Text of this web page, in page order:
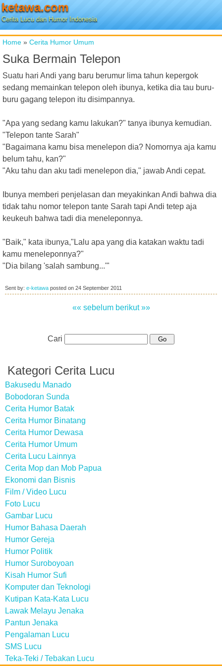
ketawa.com
Cerita Lucu dan Humor Indonesia
Home » Cerita Humor Umum
Suka Bermain Telepon
Suatu hari Andi yang baru berumur lima tahun kepergok
sedang memainkan telepon oleh ibunya, ketika dia tau buru-
buru gagang telepon itu disimpannya.
"Apa yang sedang kamu lakukan?" tanya ibunya kemudian.
"Telepon tante Sarah"
"Bagaimana kamu bisa menelepon dia? Nomornya aja kamu
belum tahu, kan?"
"Aku tahu dan aku tadi menelepon dia," jawab Andi cepat.
Ibunya memberi penjelasan dan meyakinkan Andi bahwa dia
tidak tahu nomor telepon tante Sarah tapi Andi tetep aja
keukeuh bahwa tadi dia meneleponnya.
"Baik," kata ibunya,"Lalu apa yang dia katakan waktu tadi
kamu meneleponnya?"
"Dia bilang 'salah sambung...'"
Sent by: e-ketawa posted on 24 September 2011
«« sebelum berikut »»
Cari
Kategori Cerita Lucu
Bakusedu Manado
Bobodoran Sunda
Cerita Humor Batak
Cerita Humor Binatang
Cerita Humor Dewasa
Cerita Humor Umum
Cerita Lucu Lainnya
Cerita Mop dan Mob Papua
Ekonomi dan Bisnis
Film / Video Lucu
Foto Lucu
Gambar Lucu
Humor Bahasa Daerah
Humor Gereja
Humor Politik
Humor Suroboyoan
Kisah Humor Sufi
Komputer dan Teknologi
Kutipan Kata-Kata Lucu
Lawak Melayu Jenaka
Pantun Jenaka
Pengalaman Lucu
SMS Lucu
Teka-Teki / Tebakan Lucu